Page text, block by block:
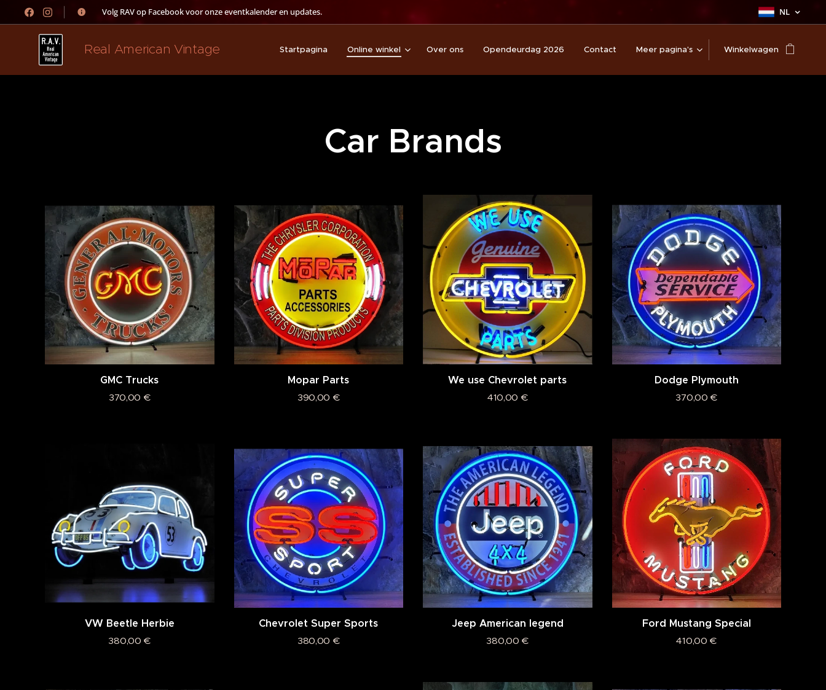
👉 Volg RAV op Facebook voor onze eventkalender en updates. NL
Real American Vintage Startpagina Online winkel Over ons Opendeurdag 2026 Contact Meer pagina's Winkelwagen
Car Brands
GMC Trucks
370,00 €
Mopar Parts
390,00 €
We use Chevrolet parts
410,00 €
Dodge Plymouth
370,00 €
VW Beetle Herbie
380,00 €
Chevrolet Super Sports
380,00 €
Jeep American legend
380,00 €
Ford Mustang Special
410,00 €